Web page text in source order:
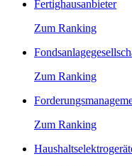
Fertighausanbieter
Zum Ranking
Zum Ranking
Zum Ranking